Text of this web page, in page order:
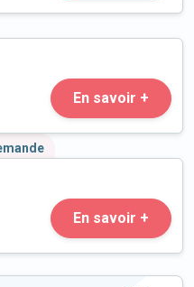
En savoir +
En savoir +